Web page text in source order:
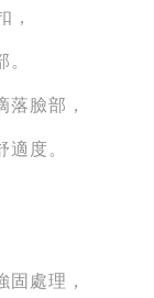
，
臉部，
度。
處理，